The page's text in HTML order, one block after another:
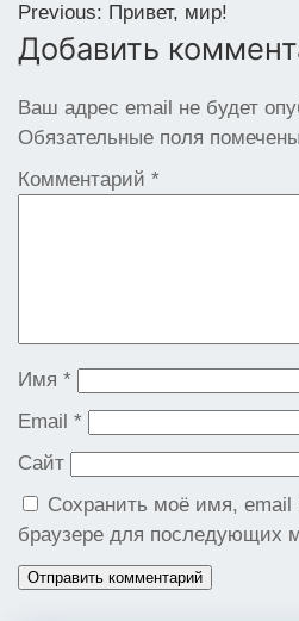
Навигация
по
записям
Previous: Привет, мир!
Добавить
Ваш адрес email не будет
Обязательные поля помечены
Комментарий *
Имя *
Email *
Сайт
Сохранить моё имя, email
браузере для последующих